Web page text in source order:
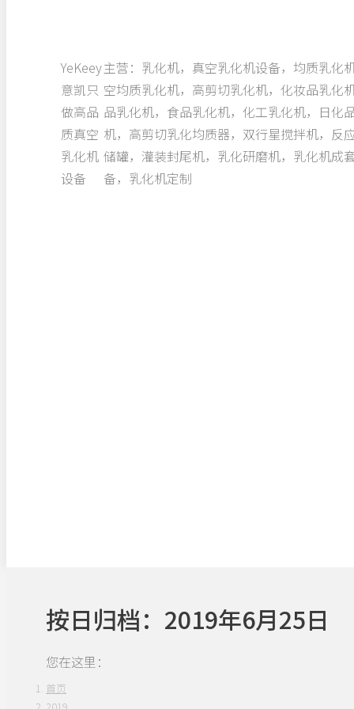
YeKeey
意凯只
做高品
质真空
乳化机
设备
主营：乳化机，真空乳化机设备，均质乳化
空均质乳化机，高剪切乳化机，化妆品乳化
品乳化机，食品乳化机，化工乳化机，日化
机，高剪切乳化均质器，双行星搅拌机，反应
储罐，灌装封尾机，乳化研磨机，乳化机成
备，乳化机定制
按日归档： 2019年6月25日
您在这里：
首页